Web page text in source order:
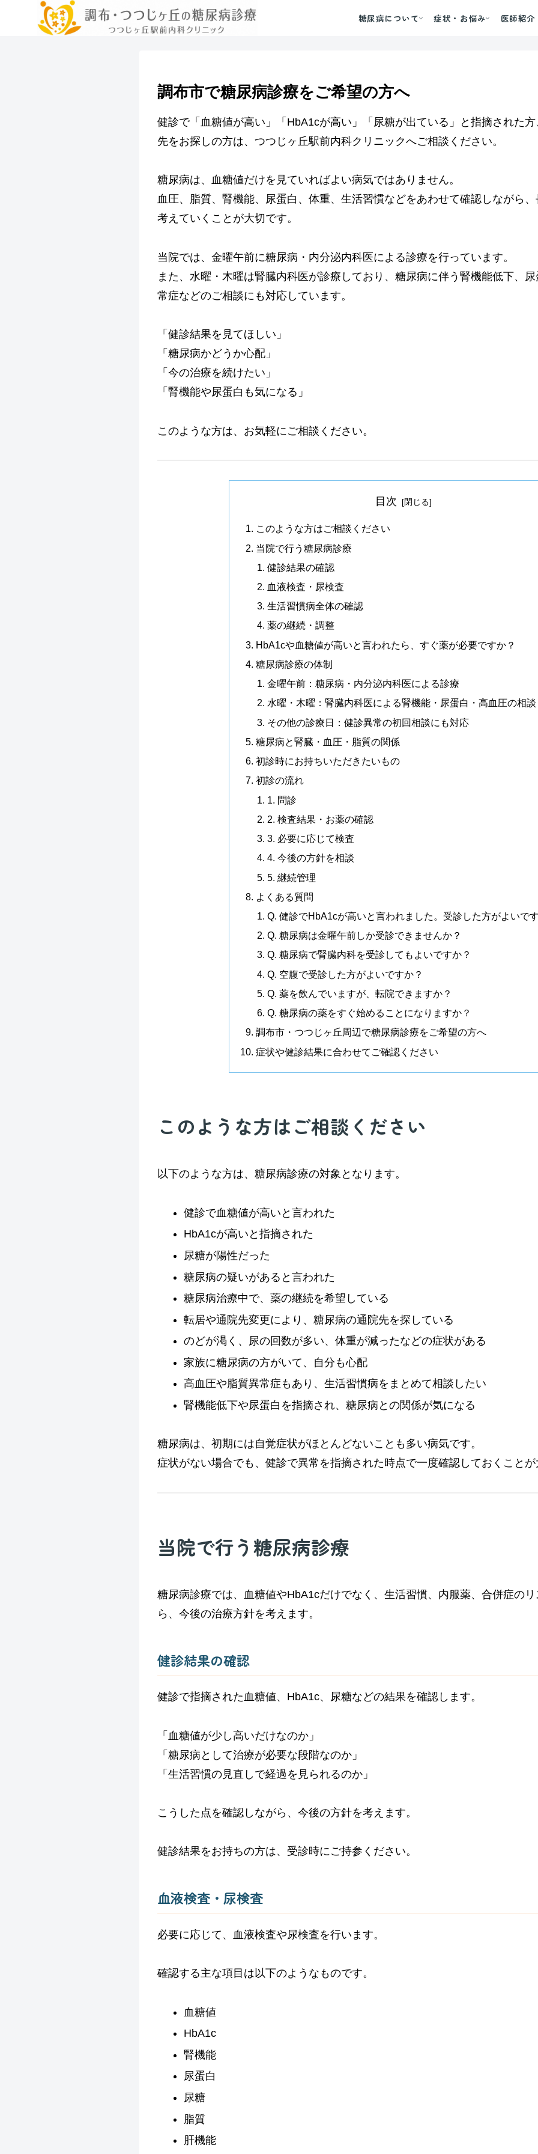
糖尿病について 症状・お悩み 医師紹介
調布市で糖尿病診療をご希望の方へ
健診で「血糖値が高い」「HbA1cが高い」「尿糖が出ている」と指摘された
先をお探しの方は、つつじヶ丘駅前内科クリニックへご相談ください。
糖尿病は、血糖値だけを見ていればよい病気ではありません。
血圧、脂質、腎機能、尿蛋白、体重、生活習慣などをあわせて確認しながら
考えていくことが大切です。
当院では、金曜午前に糖尿病・内分泌内科医による診療を行っています。
また、水曜・木曜は腎臓内科医が診療しており、糖尿病に伴う腎機能低下、
常症などのご相談にも対応しています。
「健診結果を見てほしい」
「糖尿病かどうか心配」
「今の治療を続けたい」
「腎機能や尿蛋白も気になる」
このような方は、お気軽にご相談ください。
目次
このような方はご相談ください
当院で行う糖尿病診療
健診結果の確認
血液検査・尿検査
生活習慣病全体の確認
薬の継続・調整
HbA1cや血糖値が高いと言われたら、すぐ薬が必要ですか？
糖尿病診療の体制
金曜午前：糖尿病・内分泌内科医による診療
水曜・木曜：腎臓内科医による腎機能・尿蛋白・高血圧の相談
その他の診療日：健診異常の初回相談にも対応
糖尿病と腎臓・血圧・脂質の関係
初診時にお持ちいただきたいもの
初診の流れ
1. 問診
2. 検査結果・お薬の確認
3. 必要に応じて検査
4. 今後の方針を相談
5. 継続管理
よくある質問
Q. 健診でHbA1cが高いと言われました。受診した方がよいで
Q. 糖尿病は金曜午前しか受診できませんか？
Q. 糖尿病で腎臓内科を受診してもよいですか？
Q. 空腹で受診した方がよいですか？
Q. 薬を飲んでいますが、転院できますか？
Q. 糖尿病の薬をすぐ始めることになりますか？
調布市・つつじヶ丘周辺で糖尿病診療をご希望の方へ
症状や健診結果に合わせてご確認ください
このような方はご相談ください
以下のような方は、糖尿病診療の対象となります。
健診で血糖値が高いと言われた
HbA1cが高いと指摘された
尿糖が陽性だった
糖尿病の疑いがあると言われた
糖尿病治療中で、薬の継続を希望している
転居や通院先変更により、糖尿病の通院先を探している
のどが渇く、尿の回数が多い、体重が減ったなどの症状がある
家族に糖尿病の方がいて、自分も心配
高血圧や脂質異常症もあり、生活習慣病をまとめて相談したい
腎機能低下や尿蛋白を指摘され、糖尿病との関係が気になる
糖尿病は、初期には自覚症状がほとんどないことも多い病気です。
症状がない場合でも、健診で異常を指摘された時点で一度確認しておくこと
当院で行う糖尿病診療
糖尿病診療では、血糖値やHbA1cだけでなく、生活習慣、内服薬、合併症の
ら、今後の治療方針を考えます。
健診結果の確認
健診で指摘された血糖値、HbA1c、尿糖などの結果を確認します。
「血糖値が少し高いだけなのか」
「糖尿病として治療が必要な段階なのか」
「生活習慣の見直しで経過を見られるのか」
こうした点を確認しながら、今後の方針を考えます。
健診結果をお持ちの方は、受診時にご持参ください。
血液検査・尿検査
必要に応じて、血液検査や尿検査を行います。
確認する主な項目は以下のようなものです。
血糖値
HbA1c
腎機能
尿蛋白
尿糖
脂質
肝機能